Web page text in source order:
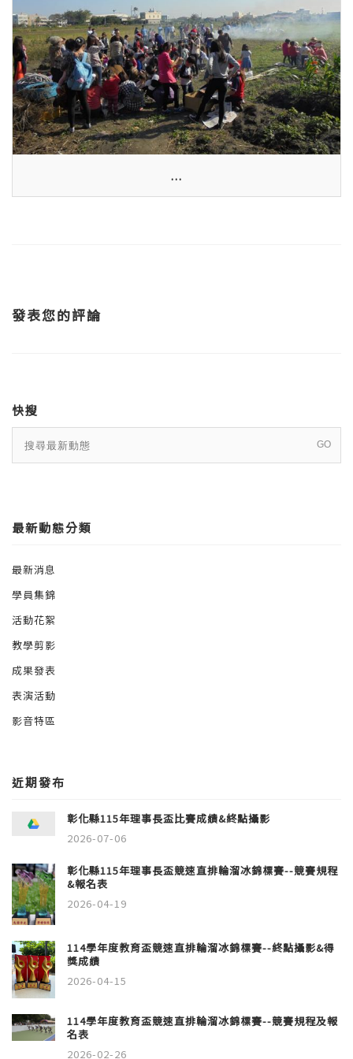
...
發表您的評論
快搜
最新動態分類
最新消息
學員集錦
活動花絮
教學剪影
成果發表
表演活動
影音特區
近期發布
彰化縣115年理事長盃比賽成績&終點攝影
2026-07-06
彰化縣115年理事長盃競速直排輪溜冰錦標賽--競賽規程
&報名表
2026-04-19
114學年度教育盃競速直排輪溜冰錦標賽--終點攝影&得
獎成績
2026-04-15
114學年度教育盃競速直排輪溜冰錦標賽--競賽規程及報
名表
2026-02-26